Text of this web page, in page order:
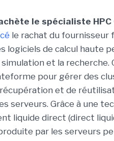
le spécialiste HPC
le rachat du fournisseur
logiciels de calcul haute
simulation et la
pour gérer des
et de
serveurs. Grâce à une
liquide direct (direct
par les serveurs